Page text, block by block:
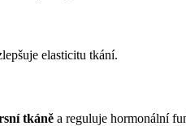
elasticitu tkání.
tkáně a reguluje hormonální